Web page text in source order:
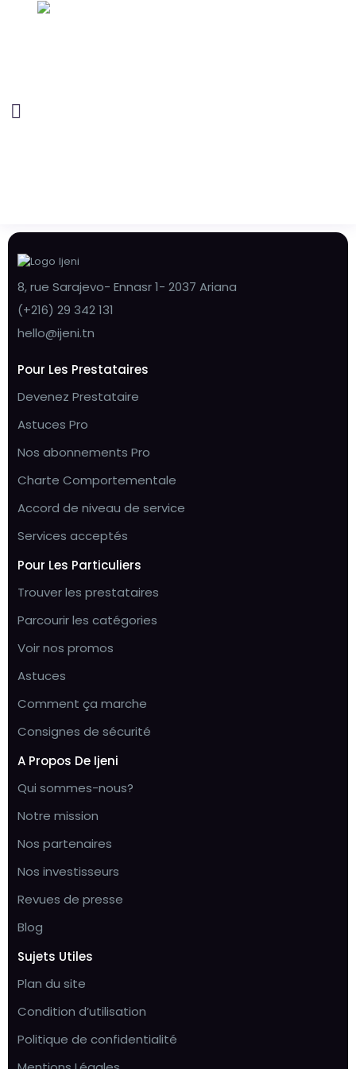
8, rue Sarajevo- Ennasr 1- 2037 Ariana
(+216) 29 342 131
hello@ijeni.tn
Pour Les Prestataires
Devenez Prestataire
Astuces Pro
Nos abonnements Pro
Charte Comportementale
Accord de niveau de service
Services acceptés
Pour Les Particuliers
Trouver les prestataires
Parcourir les catégories
Voir nos promos
Astuces
Comment ça marche
Consignes de sécurité
A Propos De Ijeni
Qui sommes-nous?
Notre mission
Nos partenaires
Nos investisseurs
Revues de presse
Blog
Sujets Utiles
Plan du site
Condition d’utilisation
Politique de confidentialité